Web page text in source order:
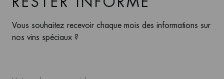
Vous souhaitez recevoir chaque mois des informations sur
nos vins spéciaux ?